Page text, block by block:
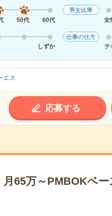
50代 60代
男女比率
女
しずか
仕事の仕方
テ
エス
応募する
月65万～PMBOKベ